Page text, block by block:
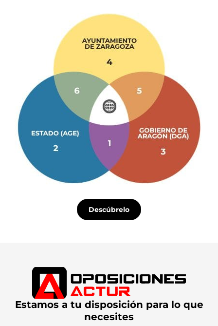
#NormativaAdministrativa
#InteresadoAdministrativo
#AdministraciónyCiudadanos
♬ sonido original - Miguel @
Actur
Descúbrelo
Estamos a tu disposición para lo que
necesites